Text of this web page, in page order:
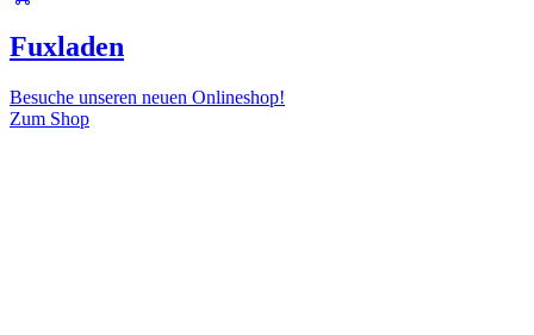
Fuxladen
Besuche unseren neuen Onlineshop!
Zum Shop